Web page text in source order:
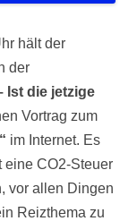
hält der
der
Ist die jetzige
Vortrag zum
im Internet. Es
eine CO2-Steuer
vor allen Dingen
Reizthema zu